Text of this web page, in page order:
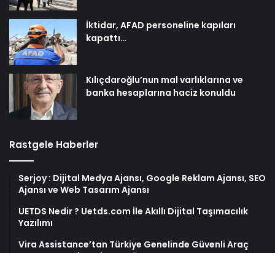
İktidar, AFAD personeline kapıları
kapattı…
Kılıçdaroğlu’nun mal varlıklarına ve
banka hesaplarına haciz konuldu
Rastgele Haberler
Serjoy : Dijital Medya Ajansı, Google Reklam Ajansı, SEO
Ajansı ve Web Tasarım Ajansı
UETDS Nedir ? Uetds.com İle Akıllı Dijital Taşımacılık
Yazılımı
Vira Assistance’tan Türkiye Genelinde Güvenli Araç